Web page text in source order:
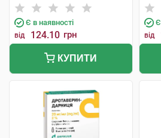
Є в наявності
від 124.10 грн
КУПИТИ
Є
від